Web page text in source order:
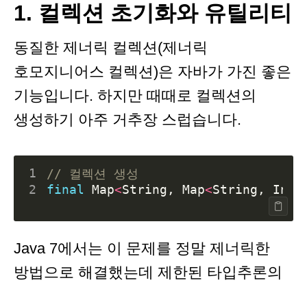
1. 컬렉션 초기화와 유틸리티
동질한 제너릭 컬렉션(제너릭
호모지니어스 컬렉션)은 자바가 가진 좋은
기능입니다. 하지만 때때로 컬렉션의
생성하기 아주 거추장 스럽습니다.
1
// 컬렉션 생성
2
final Map<String , Map<String ,
Java 7에서는 이 문제를 정말 제너릭한
방법으로 해결했는데 제한된 타입추론의